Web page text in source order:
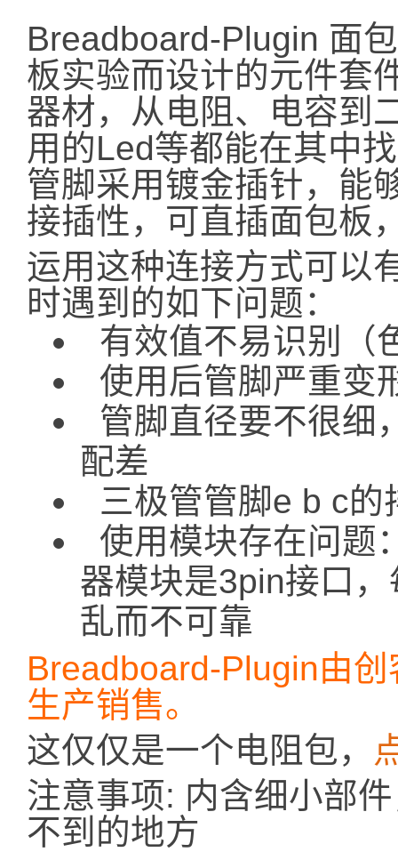
Breadboard-Plugin 面
板实验而设计的元件套
器材，从电阻、电容到
用的Led等都能在其中
管脚采用镀金插针，能
接插性，可直插面包板
运用这种连接方式可以
时遇到的如下问题：
有效值不易识别（
使用后管脚严重变
管脚直径要不很细
配差
三极管管脚e b c的
使用模块存在问题
器模块是3pin接口
乱而不可靠
Breadboard-Plugin由
生产销售。
这仅仅是一个电阻包，
注意事项: 内含细小部
不到的地方